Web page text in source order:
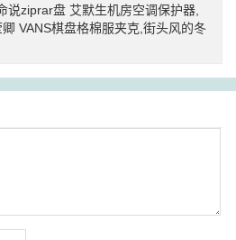
说ziprar盘 艾默生机房空调保护器,
VANS棋盘格棉服夹克,街头风的冬